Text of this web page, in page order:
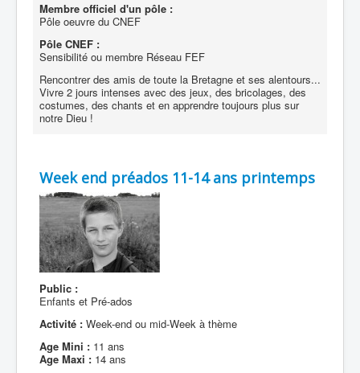
Membre officiel d'un pôle :
Pôle oeuvre du CNEF
Pôle CNEF :
Sensibilité ou membre Réseau FEF
Rencontrer des amis de toute la Bretagne et ses alentours...
Vivre 2 jours intenses avec des jeux, des bricolages, des
costumes, des chants et en apprendre toujours plus sur
notre Dieu !
Week end préados 11-14 ans printemps
Public :
Enfants et Pré-ados
Activité : Week-end ou mid-Week à thème
Age Mini : 11 ans
Age Maxi : 14 ans